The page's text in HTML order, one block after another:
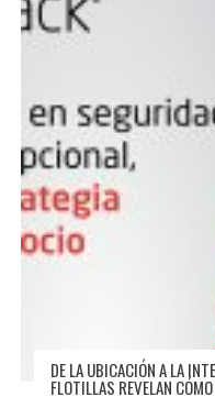
DE LA UBICACIÓN A LA
FLOTILLAS REVELAN